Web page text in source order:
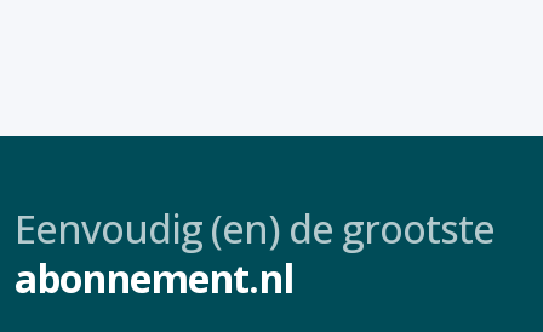
Eenvoudig (en) de grootste
abonnement.nl